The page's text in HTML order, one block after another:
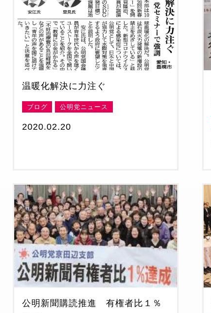
温暖化解決に力注ぐ
ブログ 公明党ニュース
2020.02.20
公明新聞購読推進 有権者比１％